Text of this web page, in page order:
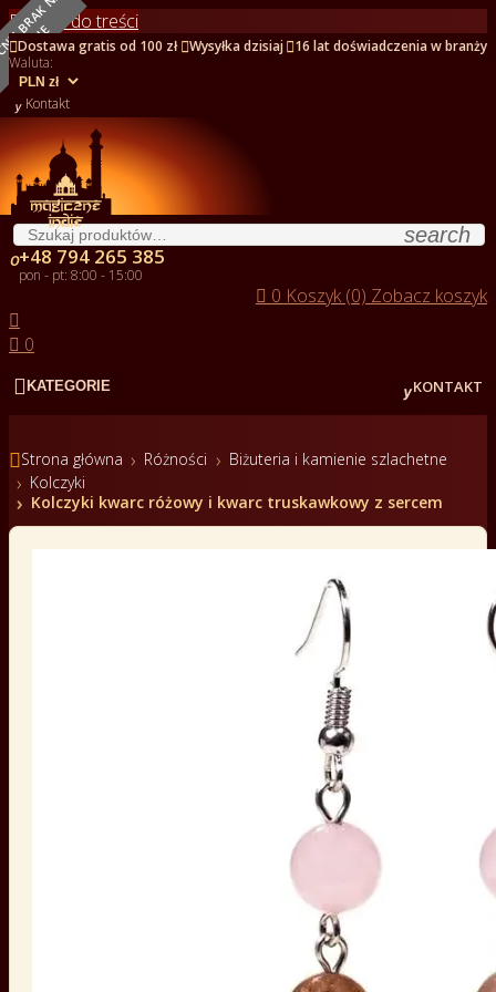
Przejdź do treści
Dostawa gratis od 100 zł Wysyłka dzisiaj 16 lat doświadczenia w branży
Waluta:
 Kontakt
search
+48 794 265 385
pon - pt: 8:00 - 15:00
 0 Koszyk (0) Zobacz koszyk

 0
 KATEGORIE KONTAKT
Strona główna Różności
Biżuteria i kamienie szlachetne
Kolczyki
Kolczyki kwarc różowy i kwarc truskawkowy z sercem
E